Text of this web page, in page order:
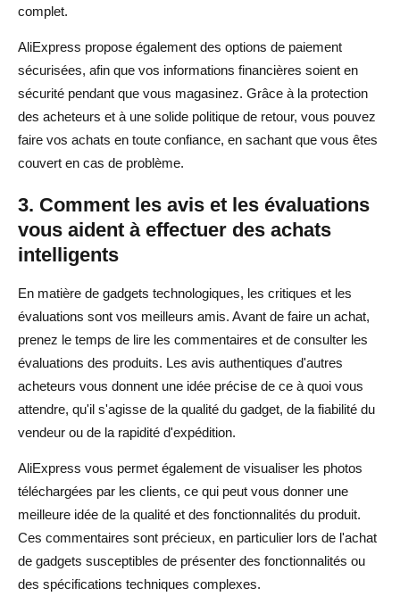
complet.
AliExpress propose également des options de paiement
sécurisées, afin que vos informations financières soient en
sécurité pendant que vous magasinez. Grâce à la protection
des acheteurs et à une solide politique de retour, vous pouvez
faire vos achats en toute confiance, en sachant que vous êtes
couvert en cas de problème.
3. Comment les avis et les évaluations
vous aident à effectuer des achats
intelligents
En matière de gadgets technologiques, les critiques et les
évaluations sont vos meilleurs amis. Avant de faire un achat,
prenez le temps de lire les commentaires et de consulter les
évaluations des produits. Les avis authentiques d'autres
acheteurs vous donnent une idée précise de ce à quoi vous
attendre, qu'il s'agisse de la qualité du gadget, de la fiabilité du
vendeur ou de la rapidité d'expédition.
AliExpress vous permet également de visualiser les photos
téléchargées par les clients, ce qui peut vous donner une
meilleure idée de la qualité et des fonctionnalités du produit.
Ces commentaires sont précieux, en particulier lors de l'achat
de gadgets susceptibles de présenter des fonctionnalités ou
des spécifications techniques complexes.